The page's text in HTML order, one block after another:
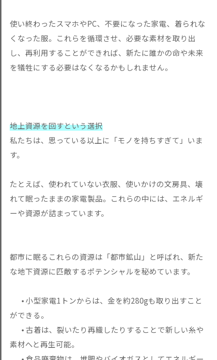
使い終わったスマホやPC、不要になった家電、着られな
くなった服。これらを循環させ、必要な素材を取り出
し、再利用することができれば、新たに誰かの命や未来
を犠牲にする必要はなくなるかもしれません。
地上資源を回すという選択
私たちは、思っている以上に「モノを持ちすぎて」いま
す。
たとえば、使われていない衣服、使いかけの文房具、壊
れて眠った ままの家電製品。これらの中には、エネルギ
ーや資源が詰まってい ます。
都市に眠るこれらの資源は「都市鉱山」と呼ばれ、新た
な地下資源に匹敵するポテンシャルを秘めています。
• 小型家電1トンからは、 金を約280gも取り出すこと
ができる。
• 古着は、裂いたり再織したりすることで新しい糸や
素材へと再生可能。